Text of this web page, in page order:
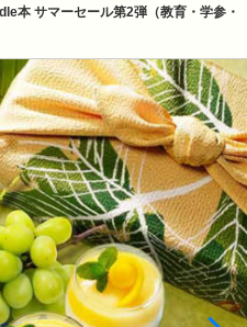
本 サマーセール第2弾（教育・学参・